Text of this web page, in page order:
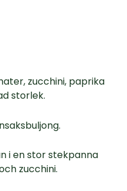
zucchini, paprika
storlek.
i en stor stekpanna
zucchini.